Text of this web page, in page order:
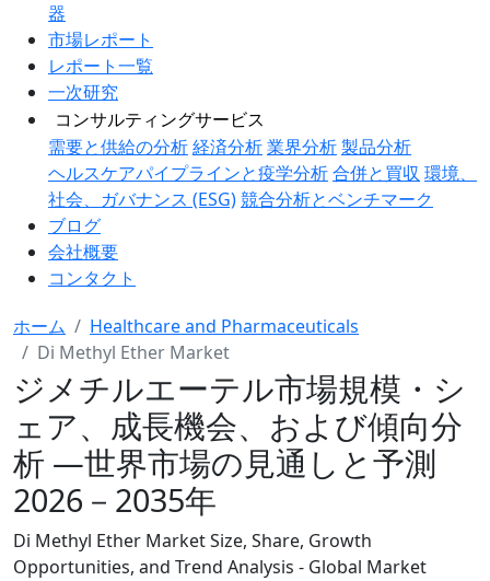
器
市場レポート
レポート一覧
一次研究
コンサルティングサービス
需要と供給の分析経済分析業界分析製品分析
ヘルスケアパイプラインと疫学分析合併と買収 環境、
社会、ガバナンス (ESG)競合分析とベンチマーク
ブログ
会社概要
コンタクト
ホーム
Healthcare and Pharmaceuticals
Di Methyl Ether Market
ジメチルエーテル市場規模・シ
ェア、成長機会、および傾向分
析 ―世界市場の見通しと予測
2026－2035年
Di Methyl Ether Market Size, Share, Growth
Opportunities, and Trend Analysis - Global Market